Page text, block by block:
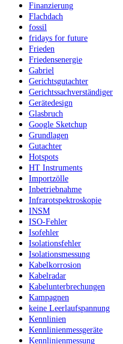
Finanzierung
Flachdach
fossil
fridays for future
Frieden
Friedensenergie
Gabriel
Gerichtsgutachter
Gerichtssachverständiger
Gerätedesign
Glasbruch
Google Sketchup
Grundlagen
Gutachter
Hotspots
HT Instruments
Importzölle
Inbetriebnahme
Infrarotspektroskopie
INSM
ISO-Fehler
Isofehler
Isolationsfehler
Isolationsmessung
Kabelkorrosion
Kabelradar
Kabelunterbrechungen
Kampagnen
keine Leerlaufspannung
Kennlinien
Kennlinienmessgeräte
Kennlinienmessung